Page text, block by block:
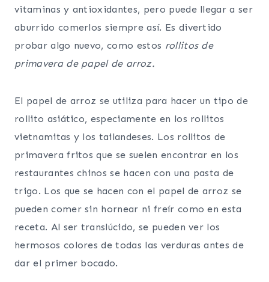
vitaminas y antioxidantes, pero puede llegar a ser
aburrido comerlos siempre así. Es divertido
probar algo nuevo, como estos rollitos de
primavera de papel de arroz.
El papel de arroz se utiliza para hacer un tipo de
rollito asiático, especiamente en los rollitos
vietnamitas y los tailandeses. Los rollitos de
primavera fritos que se suelen encontrar en los
restaurantes chinos se hacen con una pasta de
trigo. Los que se hacen con el papel de arroz se
pueden comer sin hornear ni freír como en esta
receta. Al ser translúcido, se pueden ver los
hermosos colores de todas las verduras antes de
dar el primer bocado.